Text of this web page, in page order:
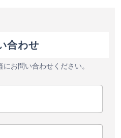
合わせ
お問い合わせください。